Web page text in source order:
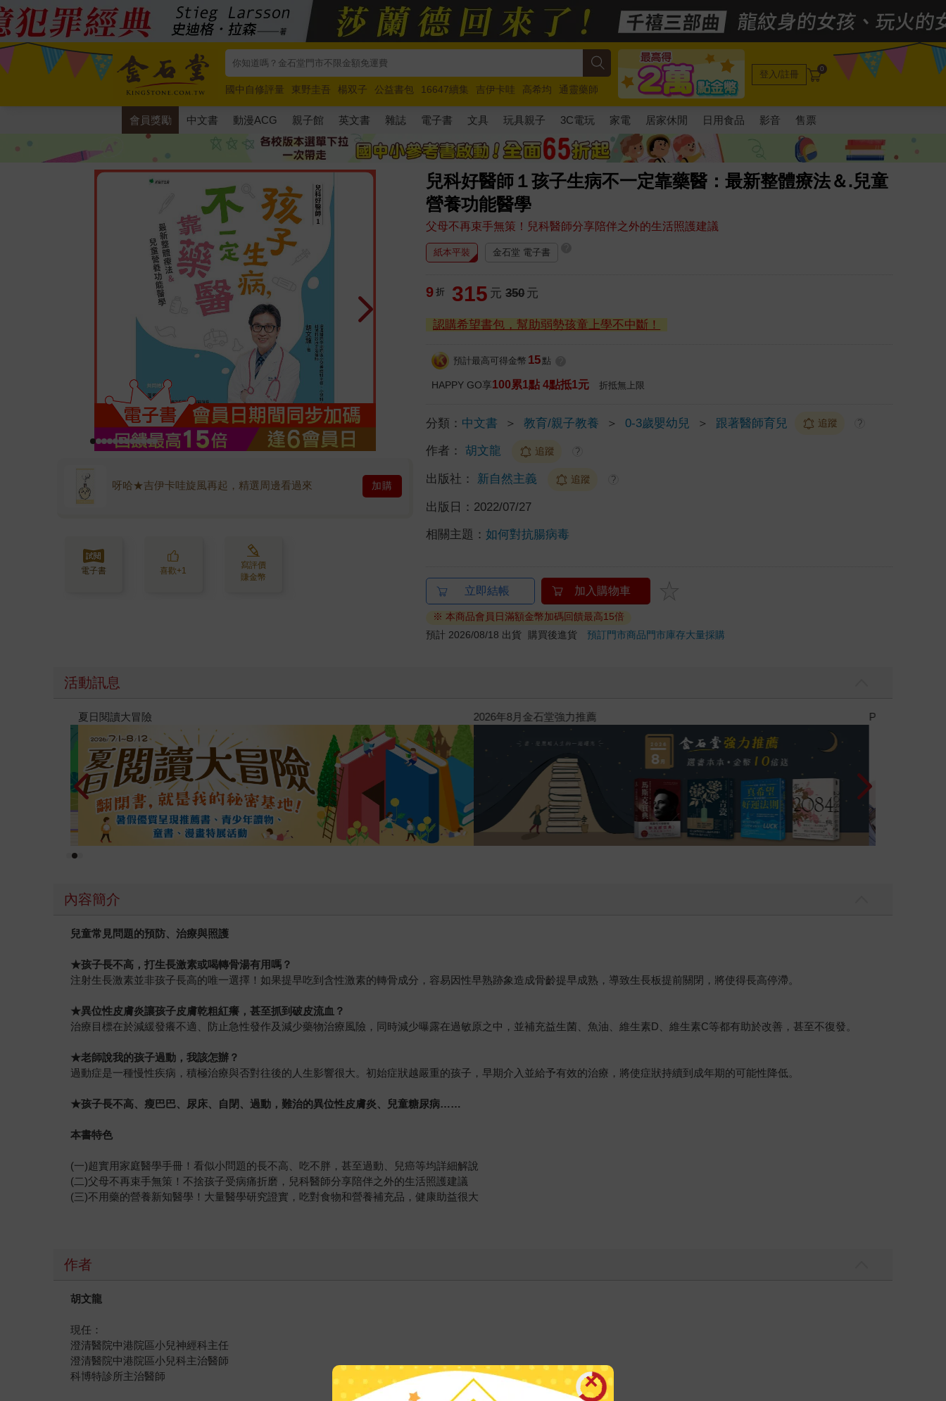
國中自修評量 東野圭吾 楊双子 公益書包 16647續集 吉伊卡哇 高希均
通靈藥師
唯紅花綻放
奧德賽 路邊攤新作 馬斯克 玩具總動員5 超慢跑
登入/註冊 0
會員獎勵 中文書 動漫ACG 親子館 英文書 雜誌 電子書 文具 玩具親子 3C電玩 家電 居家休閒 日用食品 影音 售票
兒科好醫師１孩子生病不一定靠藥醫：最新整體療法＆.兒童
營養功能醫學
父母不再束手無策！兒科醫師分享陪伴之外的生活照護建議
呀哈★吉伊卡哇旋風再起，精選周邊看過來 加購
電子書 喜歡+1
寫評價
賺金幣
紙本平裝 金石堂 電子書
9 折 315 元 350 元
認購希望書包，幫助弱勢孩童上學不中斷！
預計最高可得金幣 15 點
HAPPY GO享100累1點 4點抵1元 折抵無上限
分類： 中文書 ＞ 教育/親子教養 ＞ 0-3歲嬰幼兒 ＞ 跟著醫師育兒 追蹤 ?
作者： 胡文龍 追蹤 ?
出版社： 新自然主義 追蹤 ?
出版日： 2022/07/27
相關主題：如何對抗腸病毒
立即結帳 加入購物車
※ 本商品會員日滿額金幣加碼回饋最高15倍
預計 2026/08/18 出貨
購買後進貨預訂門市商品門市庫存大量採購
活動訊息
夏日閱讀大冒險 2026年8月金石堂強力推薦 PUGO噗果聰
內容簡介
兒童常見問題的預防、治療與照護
★孩子長不高，打生長激素或喝轉骨湯有用嗎？
注射生長激素並非孩子長高的唯一選擇！如果提早吃到含性激素的轉骨成分，容易因性早熟跡象造成骨齡提早成熟，導致生長板提前關閉，將使得長高停滯。
★異位性皮膚炎讓孩子皮膚乾粗紅癢，甚至抓到破皮流血？
治療目標在於減緩發癢不適、防止急性發作及減少藥物治療風險，同時減少曝露在過敏原之中，並補充益生菌、魚油、維生素D、維生素C等都有助於改善，甚至不復發。
★老師說我的孩子過動，我該怎辦？
過動症是一種慢性疾病，積極治療與否對往後的人生影響很大。初始症狀越嚴重的孩子，早期介入並給予有效的治療，將使症狀持續到成年期的可能性降低。
★孩子長不高、瘦巴巴、尿床、自閉、過動，難治的異位性皮膚炎、兒童糖尿病……
本書特色
(一)超實用家庭醫學手冊！看似小問題的長不高、吃不胖，甚至過動、兒癌等均詳細解說
(二)父母不再束手無策！不捨孩子受病痛折磨，兒科醫師分享陪伴之外的生活照護建議
(三)不用藥的營養新知醫學！大量醫學研究證實，吃對食物和營養補充品，健康助益很大
作者
胡文龍
現任：
澄清醫院中港院區小兒神經科主任
澄清醫院中港院區小兒科主治醫師
科博特診所主治醫師